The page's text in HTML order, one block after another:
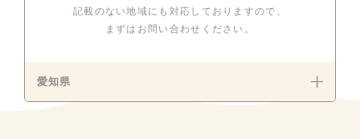
記載のない地域にも対応しておりますので、
まずはお問い合わせください。
愛知県